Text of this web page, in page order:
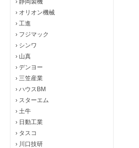
› 静岡製機
› オリオン機械
› 工進
› フジマック
› シンワ
› 山真
› デンヨー
› 三笠産業
› ハウスBM
› スターエム
› 土牛
› 日動工業
› タスコ
› 川口技研